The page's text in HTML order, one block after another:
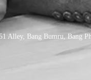
Alley, Bang Bumru, Bang